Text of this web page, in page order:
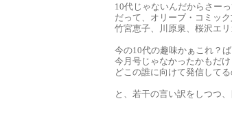
10代じゃないんだからさー
だって、オリーブ・コミッ
竹宮恵子、川原泉、桜沢エリ
今の10代の趣味かぁこれ？
今月号じゃなかったかもだ
どこの誰に向けて発信してる
と、若干の言い訳をしつつ